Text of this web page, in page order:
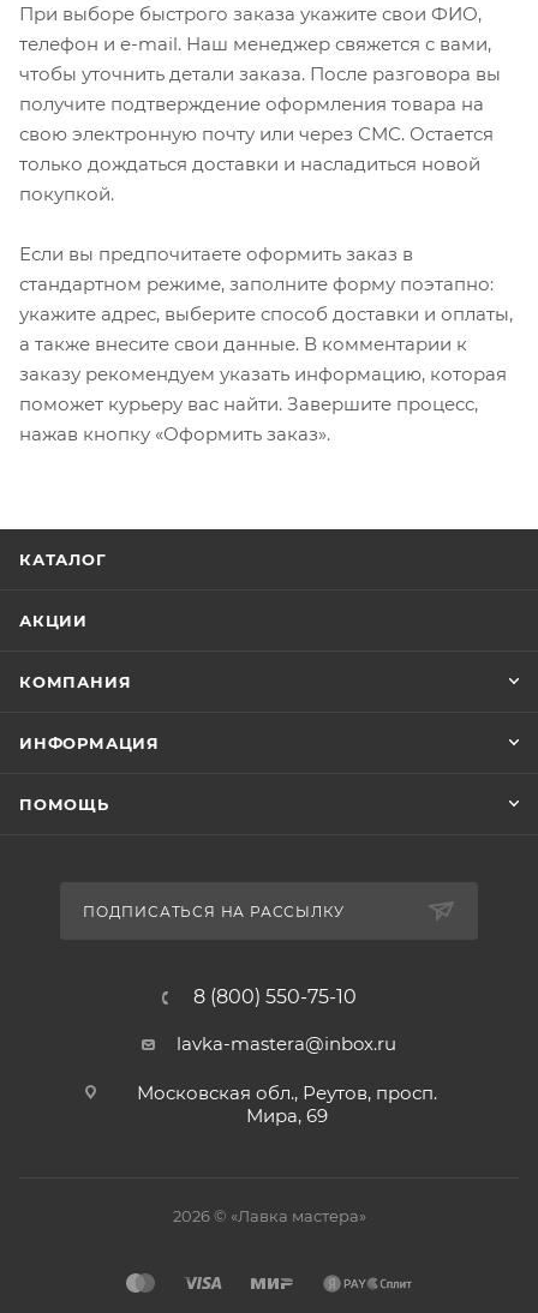
При выборе быстрого заказа укажите свои ФИО,
телефон и e-mail. Наш менеджер свяжется с вами,
чтобы уточнить детали заказа. После разговора вы
получите подтверждение оформления товара на
свою электронную почту или через СМС. Остается
только дождаться доставки и насладиться новой
покупкой.
Если вы предпочитаете оформить заказ в
стандартном режиме, заполните форму поэтапно:
укажите адрес, выберите способ доставки и оплаты,
а также внесите свои данные. В комментарии к
заказу рекомендуем указать информацию, которая
поможет курьеру вас найти. Завершите процесс,
нажав кнопку «Оформить заказ».
КАТАЛОГ
АКЦИИ
КОМПАНИЯ
ИНФОРМАЦИЯ
ПОМОЩЬ
ПОДПИСАТЬСЯ НА РАССЫЛКУ
8 (800) 550-75-10
lavka-mastera@inbox.ru
Московская обл., Реутов, просп.
Мира, 69
2026 © «Лавка мастера»